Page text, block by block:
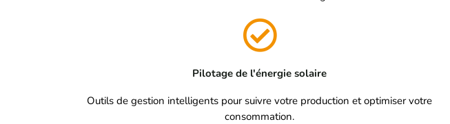
Pilotage de l'énergie solaire
Outils de gestion intelligents pour suivre votre production et optimiser votre
consommation.